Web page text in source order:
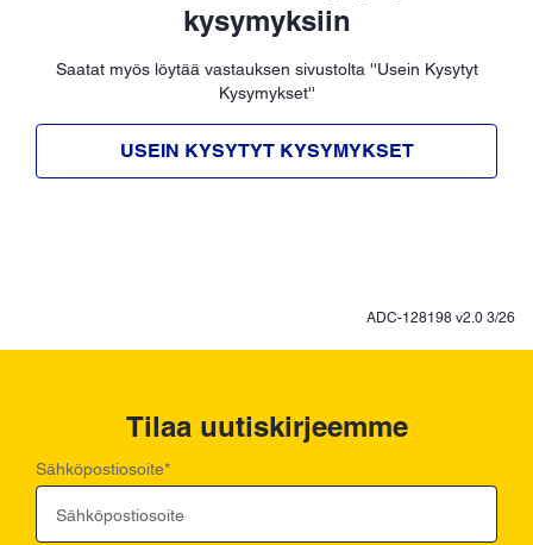
kysymyksiin
Saatat myös löytää vastauksen sivustolta ''Usein Kysytyt
Kysymykset''
USEIN KYSYTYT KYSYMYKSET
ADC-128198 v2.0 3/26
Tilaa uutiskirjeemme
Sähköpostiosoite*